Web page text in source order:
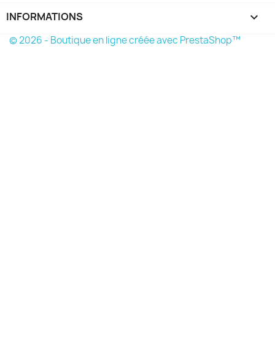
INFORMATIONS keyboard_arrow_down
© 2026 - Boutique en ligne créée avec PrestaShop™